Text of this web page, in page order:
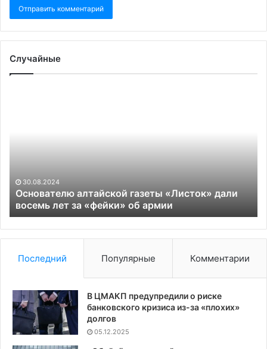
Случайные
за
«фейки»
об
армии
30.08.2024
Основателю алтайской газеты «Листок» дали
восемь лет за «фейки» об армии
Последний Популярные Комментарии
В ЦМАКП предупредили о риске
банковского кризиса из-за «плохих»
долгов
05.12.2025